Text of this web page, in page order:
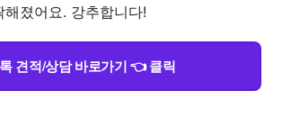
졌어요. 강추합니다!
견적/상담 바로가기 👈 클릭